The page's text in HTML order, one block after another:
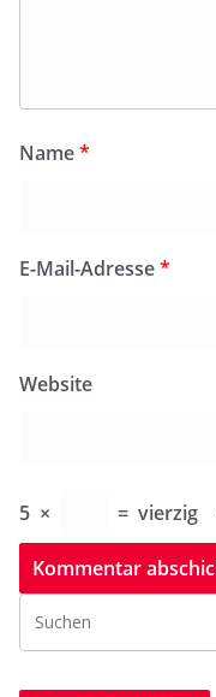
Name*
E-Mail-Adresse*
Website
5 × = vierzig